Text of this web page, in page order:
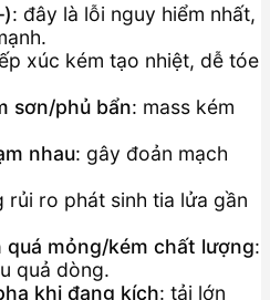
: đây là lỗi nguy hiểm nhất,
xúc kém tạo nhiệt, dễ tóe
sơn/phủ bẩn: mass kém
nhau: gây đoản mạch
rủi ro phát sinh tia lửa gần
quá mỏng/kém chất lượng:
quả dòng.
khi đang kích: tải lớn